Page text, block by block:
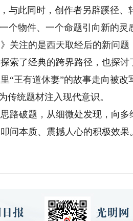
与此同时，创作者另辟蹊径
个物件、一个命题引向新的灵
关注的是西天取经后的新问
索了经典的跨界路径，也探
“王有道休妻”的故事走向被
传统题材注入现代意识。
破题，从细微处发现，向多
问本质、震撼人心的积极效果